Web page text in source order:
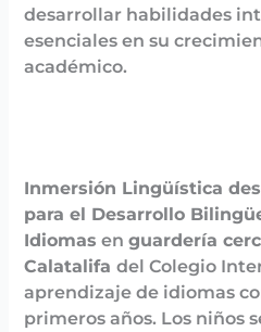
desarrollar habilidades
esenciales en su
académico.
Inmersión Lingüística
para el Desarrollo
Idiomas enguardería
Calatalifadel Colegio
aprendizaje de idiomas
primeros años. Los niños